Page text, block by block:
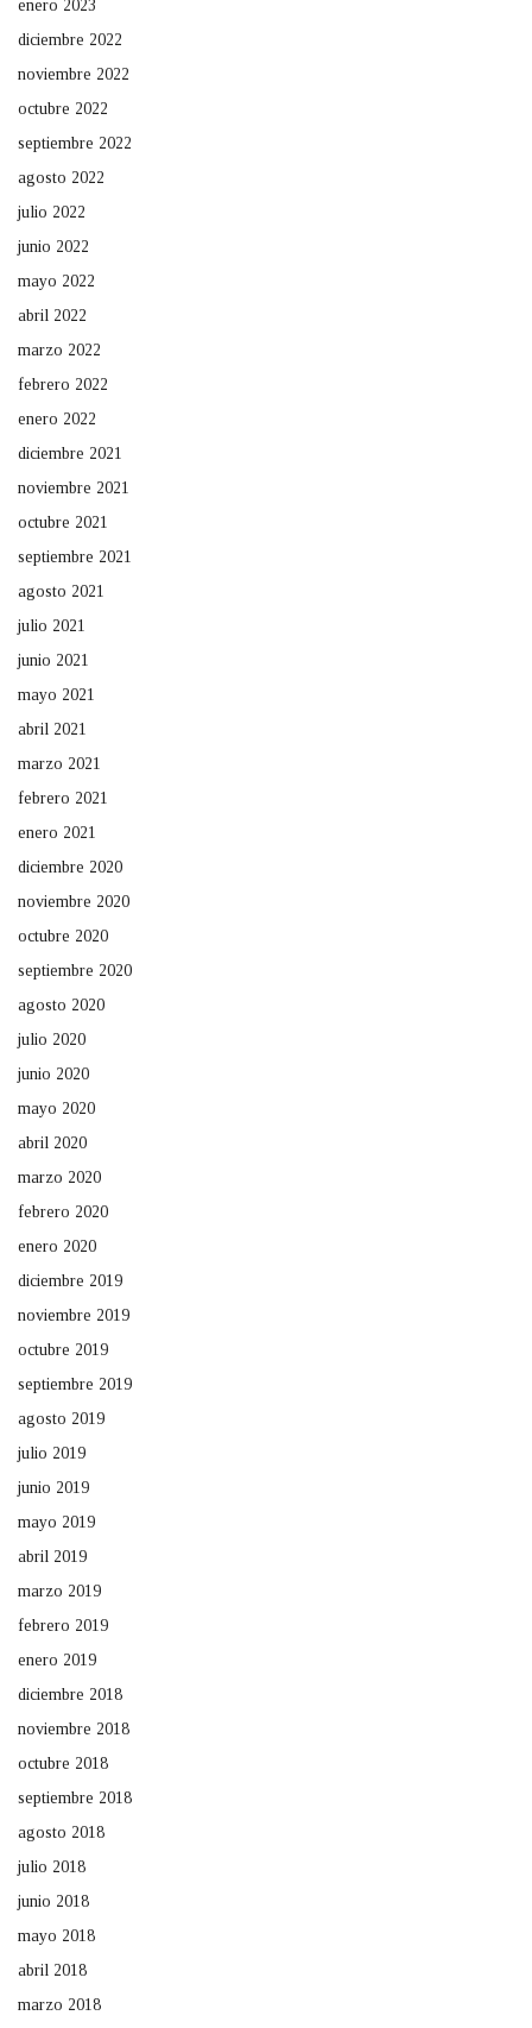
enero 2023
diciembre 2022
noviembre 2022
octubre 2022
septiembre 2022
agosto 2022
julio 2022
junio 2022
mayo 2022
abril 2022
marzo 2022
febrero 2022
enero 2022
diciembre 2021
noviembre 2021
octubre 2021
septiembre 2021
agosto 2021
julio 2021
junio 2021
mayo 2021
abril 2021
marzo 2021
febrero 2021
enero 2021
diciembre 2020
noviembre 2020
octubre 2020
septiembre 2020
agosto 2020
julio 2020
junio 2020
mayo 2020
abril 2020
marzo 2020
febrero 2020
enero 2020
diciembre 2019
noviembre 2019
octubre 2019
septiembre 2019
agosto 2019
julio 2019
junio 2019
mayo 2019
abril 2019
marzo 2019
febrero 2019
enero 2019
diciembre 2018
noviembre 2018
octubre 2018
septiembre 2018
agosto 2018
julio 2018
junio 2018
mayo 2018
abril 2018
marzo 2018